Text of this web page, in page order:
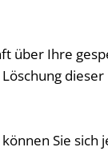
über Ihre
Sie sich